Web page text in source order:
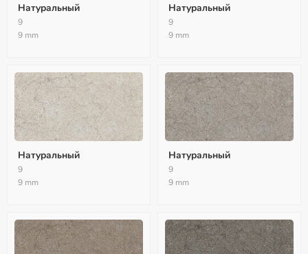
Натуральный
9
9 mm
Натуральный
9
9 mm
Натуральный
9
9 mm
Натуральный
9
9 mm